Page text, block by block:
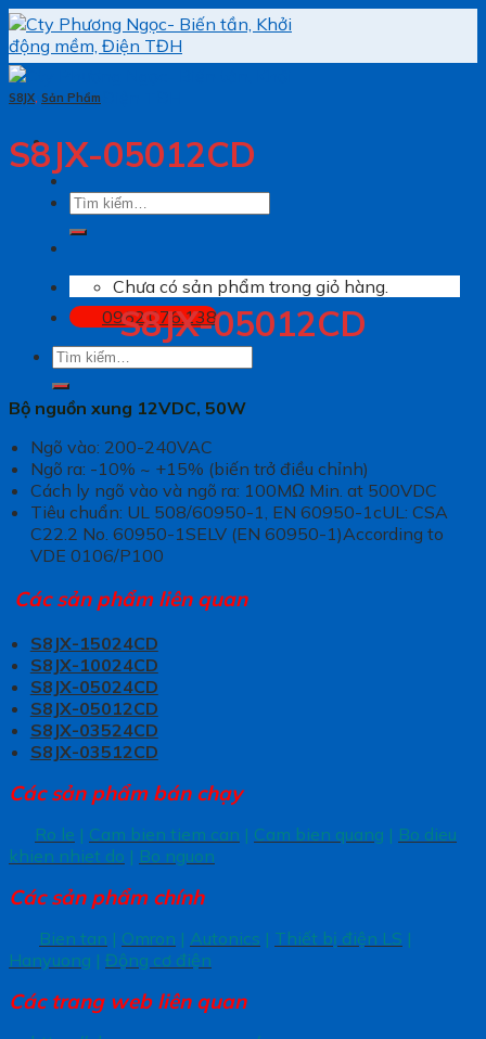
Skip
to
content
Tìm
Chưa có sản phẩm trong giỏ hàng.
0962.076.138
Tìm
S8JX, Sản Phẩm
S8JX-05012CD
S8JX-05012CD
Bộ nguồn xung 12VDC, 50W
Ngõ vào: 200-240VAC
Ngõ ra: -10% ~ +15% (biến trở điều chỉnh)
Cách ly ngõ vào và ngõ ra: 100MΩ Min. at 500VDC
Tiêu chuẩn: UL 508/60950-1, EN 60950-1cUL: CSA
C22.2 No. 60950-1SELV (EN 60950-1)According to
VDE 0106/P100
Các sản phẩm liên quan
S8JX-15024CD
S8JX-10024CD
S8JX-05024CD
S8JX-05012CD
S8JX-03524CD
S8JX-03512CD
Các sản phẩm bán chạy
Ro le | Cam bien tiem can | Cam bien quang | Bo dieu
khien nhiet do | Bo nguon
Các sản phẩm chính
Bien tan | Omron | Autonics | Thiết bị điện LS |
Hanyuong | Động cơ điện
Các trang web liên quan